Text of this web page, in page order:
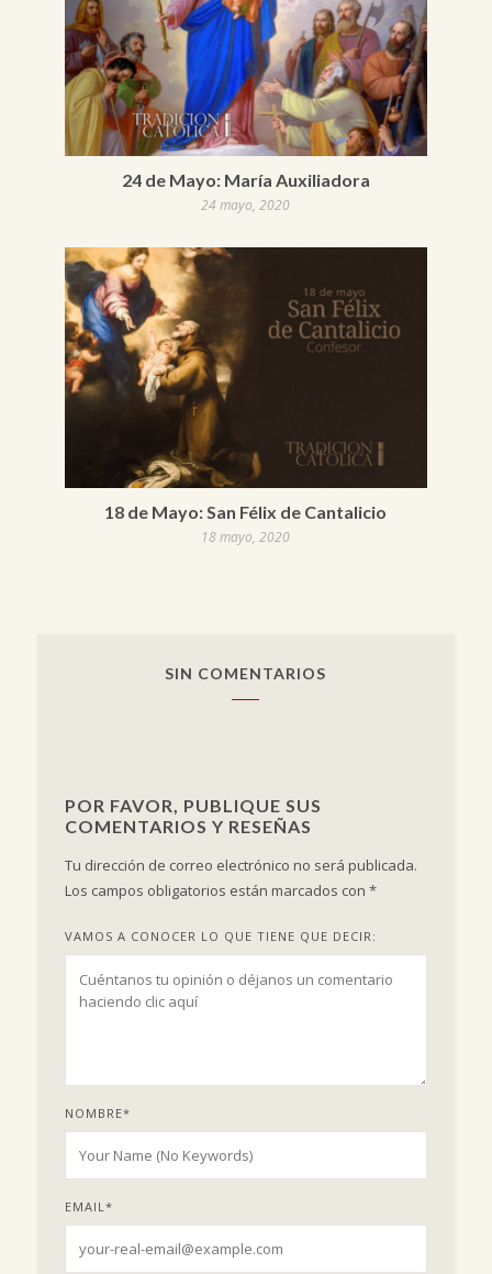
24 de Mayo: María Auxiliadora
24 mayo, 2020
18 de Mayo: San Félix de Cantalicio
18 mayo, 2020
SIN COMENTARIOS
POR FAVOR, PUBLIQUE SUS
COMENTARIOS Y RESEÑAS
Tu dirección de correo electrónico no será publicada.
Los campos obligatorios están marcados con *
VAMOS A CONOCER LO QUE TIENE QUE DECIR:
NOMBRE*
EMAIL*